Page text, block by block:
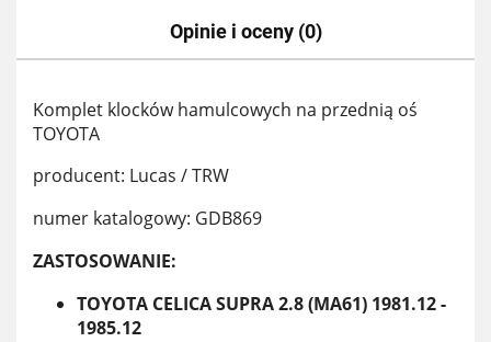
Opinie i oceny (0)
Komplet klocków hamulcowych na przednią oś
TOYOTA
producent: Lucas / TRW
numer katalogowy: GDB869
ZASTOSOWANIE:
TOYOTA CELICA SUPRA 2.8 (MA61) 1981.12 -
1985.12